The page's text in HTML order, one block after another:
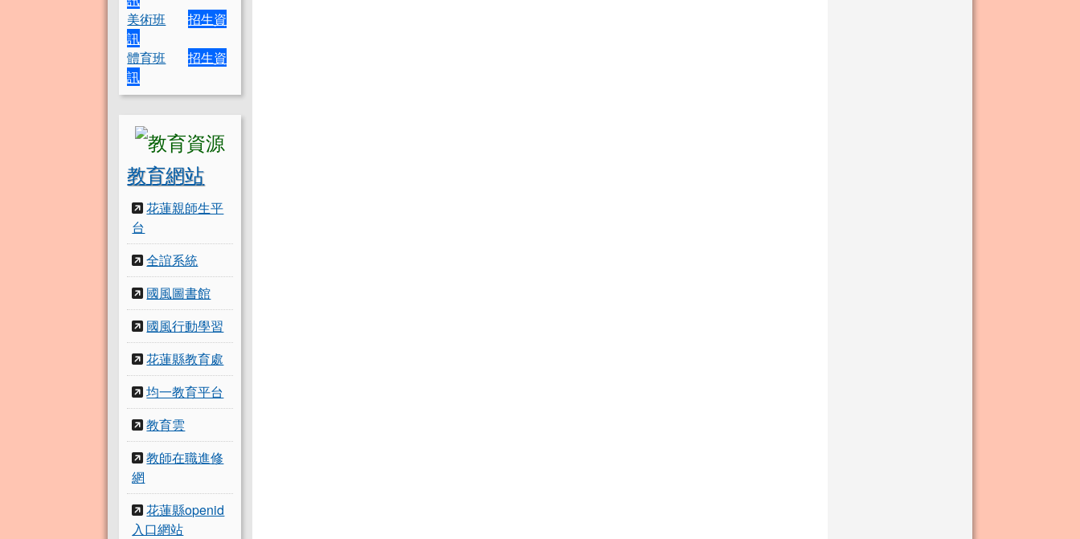
美術班
招生資
訊
體育班
招生資
訊
教育網站
花蓮親師生平
台
全誼系統
國風圖書館
國風行動學習
花蓮縣教育處
均一教育平台
教育雲
教師在職進修
網
花蓮縣openid
入口網站